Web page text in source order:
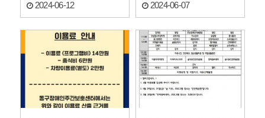
2024-06-12
2024-06-07